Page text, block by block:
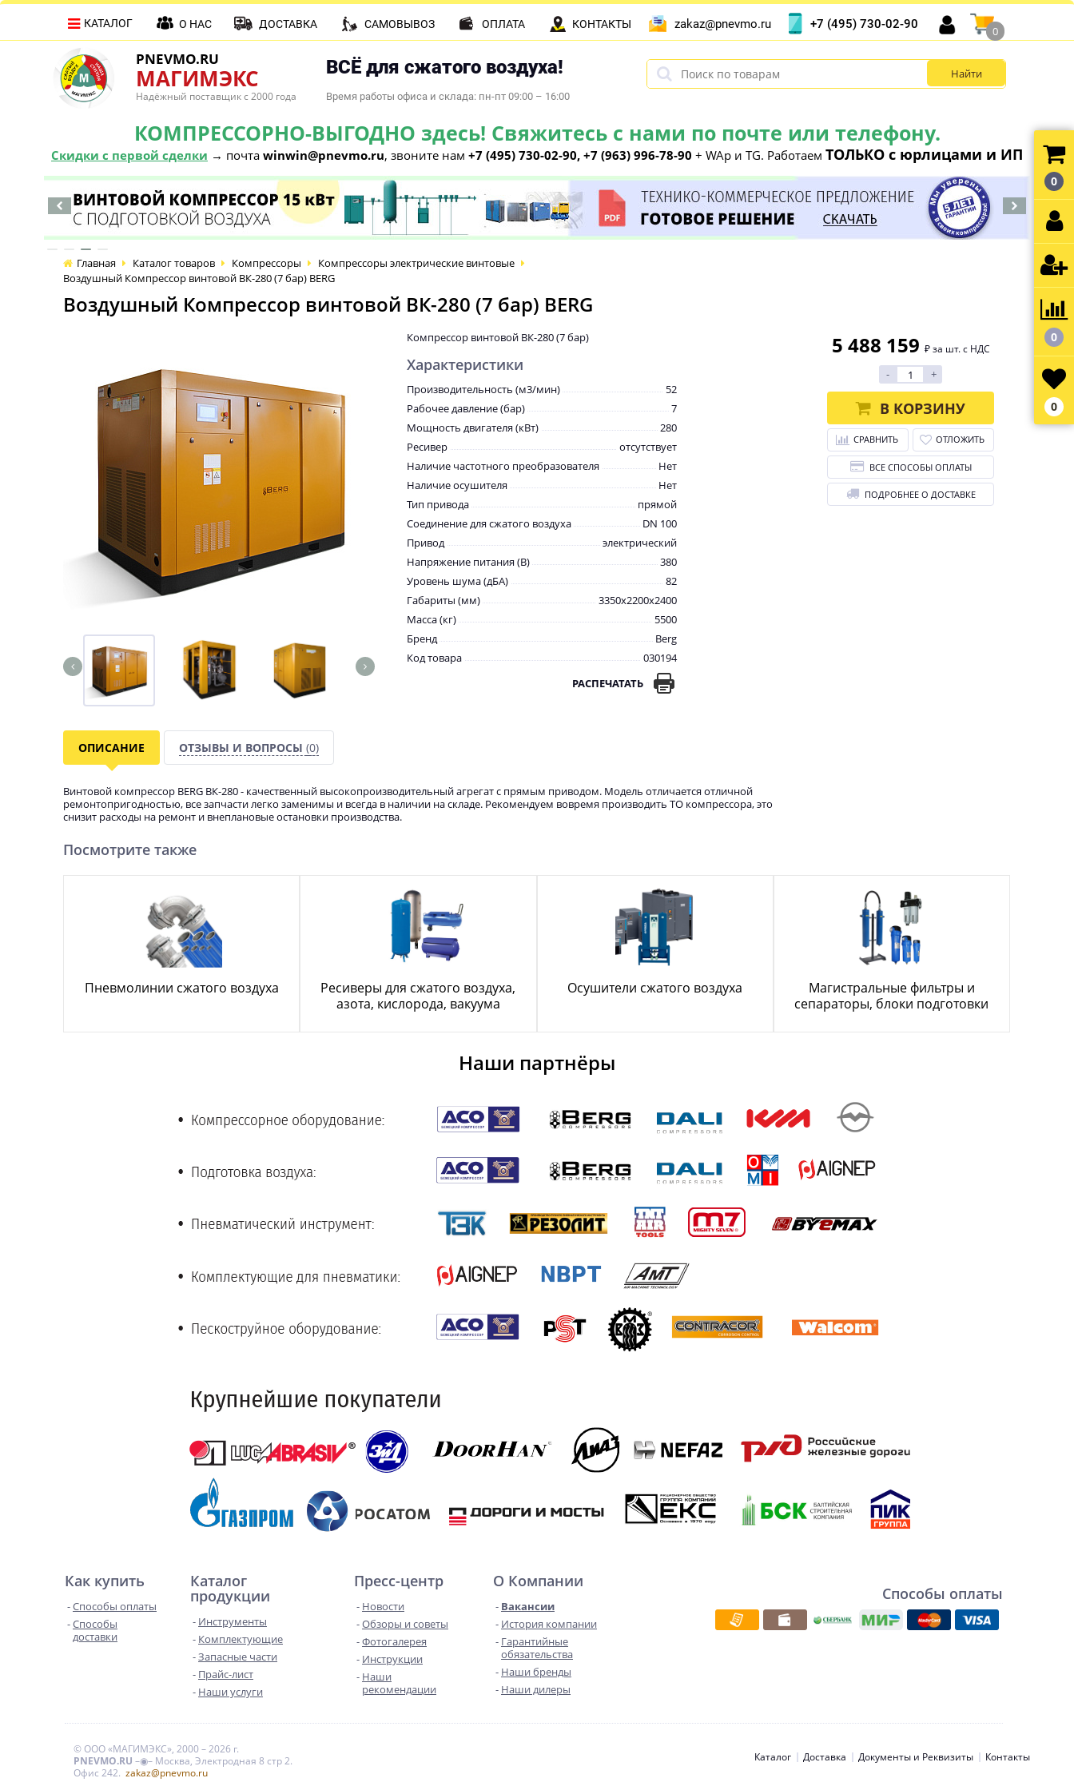
PNEVMO.RU
МАГИМЭКС
Надёжный поставщик с 2000 года
ВСЁ для сжатого воздуха!
Время работы офиса и склада: пн-пт 09:00 – 16:00
КОМПРЕССОРНО-ВЫГОДНО здесь! Свяжитесь с нами по почте или телефону.
Скидки с первой сделки → почта winwin@pnevmo.ru, звоните нам +7 (495) 730-02-90, +7 (963) 996-78-90 + WAp и TG. Работаем ТОЛЬКО с юрлицами и ИП
КАТАЛОГ О НАС ДОСТАВКА САМОВЫВОЗ ОПЛАТА КОНТАКТЫ zakaz@pnevmo.ru +7 (495) 730-02-90
0
Главная Каталог товаров Компрессоры
Компрессоры электрические винтовые
Воздушный Компрессор винтовой ВК-280 (7 бар) BERG
Воздушный Компрессор винтовой ВК-280 (7 бар) BERG
Компрессор винтовой ВК-280 (7 бар)
Характеристики
Производительность (м3/мин)
52
Рабочее давление (бар)
7
Мощность двигателя (кВт)
280
Ресивер
отсутствует
Наличие частотного преобразователя
Нет
Наличие осушителя
Нет
Тип привода
прямой
Соединение для сжатого воздуха
DN 100
Привод
электрический
Напряжение питания (В)
380
Уровень шума (дБА)
82
Габариты (мм)
3350x2200x2400
Масса (кг)
5500
Бренд
Berg
Код товара
030194
РАСПЕЧАТАТЬ
5 488 159 ₽ за шт. с НДС
- +
В КОРЗИНУ
СРАВНИТЬ ОТЛОЖИТЬ
ВСЕ СПОСОБЫ ОПЛАТЫ
ПОДРОБНЕЕ О ДОСТАВКЕ
ОПИСАНИЕ ОТЗЫВЫ И ВОПРОСЫ (0)
Винтовой компрессор BERG ВК-280 - качественный высокопроизводительный агрегат с прямым приводом. Модель отличается отличной
ремонтопригодностью, все запчасти легко заменимы и всегда в наличии на складе. Рекомендуем вовремя производить ТО компрессора, это
снизит расходы на ремонт и внеплановые остановки производства.
Посмотрите также
Пневмолинии сжатого воздуха
Ресиверы для сжатого воздуха,
азота, кислорода, вакуума
Осушители сжатого воздуха
Магистральные фильтры и
сепараторы, блоки подготовки
Наши партнёры
Как купить
Способы оплаты
Способы
доставки
Каталог
продукции
Инструменты
Комплектующие
Запасные части
Прайс-лист
Наши услуги
Пресс-центр
Новости
Обзоры и советы
Фотогалерея
Инструкции
Наши
рекомендации
О Компании
Вакансии
История компании
Гарантийные
обязательства
Наши бренды
Наши дилеры
Способы оплаты
© ООО «МАГИМЭКС», 2000 – 2026 г.
PNEVMO.RU –◉– Москва, Электродная 8 стр 2.
Офис 242. zakaz@pnevmo.ru
Каталог Доставка Документы и Реквизиты Контакты
0
0
0